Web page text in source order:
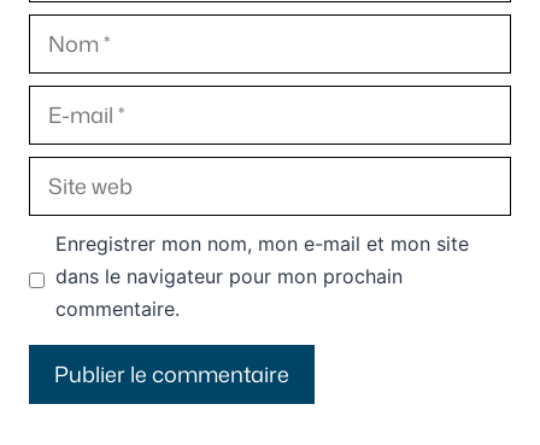
Nom
E-
mail
Site
web
Enregistrer mon nom, mon e-mail et mon site
dans le navigateur pour mon prochain
commentaire.